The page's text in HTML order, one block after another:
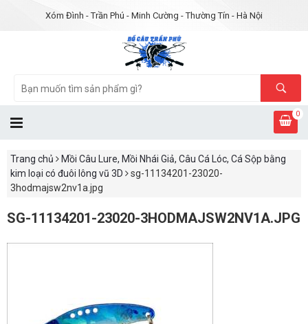
Xóm Đình - Trần Phú - Minh Cường - Thường Tín - Hà Nội
0
Trang chủ
Mồi Câu Lure, Mồi Nhái Giả, Câu Cá Lóc, Cá Sộp bằng
kim loại có đuôi lông vũ 3D
sg-11134201-23020-
3hodmajsw2nv1a.jpg
SG-11134201-23020-3HODMAJSW2NV1A.JPG